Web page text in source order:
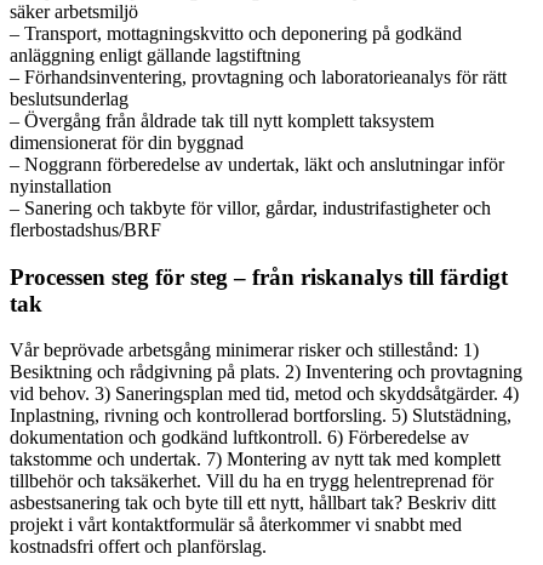
säker arbetsmiljö
– Transport, mottagningskvitto och deponering på godkänd
anläggning enligt gällande lagstiftning
– Förhandsinventering, provtagning och laboratorieanalys för rätt
beslutsunderlag
– Övergång från åldrade tak till nytt komplett taksystem
dimensionerat för din byggnad
– Noggrann förberedelse av undertak, läkt och anslutningar inför
nyinstallation
– Sanering och takbyte för villor, gårdar, industrifastigheter och
flerbostadshus/BRF
Processen steg för steg – från riskanalys till färdigt
tak
Vår beprövade arbetsgång minimerar risker och stillestånd: 1)
Besiktning och rådgivning på plats. 2) Inventering och provtagning
vid behov. 3) Saneringsplan med tid, metod och skyddsåtgärder. 4)
Inplastning, rivning och kontrollerad bortforsling. 5) Slutstädning,
dokumentation och godkänd luftkontroll. 6) Förberedelse av
takstomme och undertak. 7) Montering av nytt tak med komplett
tillbehör och taksäkerhet. Vill du ha en trygg helentreprenad för
asbestsanering tak och byte till ett nytt, hållbart tak? Beskriv ditt
projekt i vårt kontaktformulär så återkommer vi snabbt med
kostnadsfri offert och planförslag.